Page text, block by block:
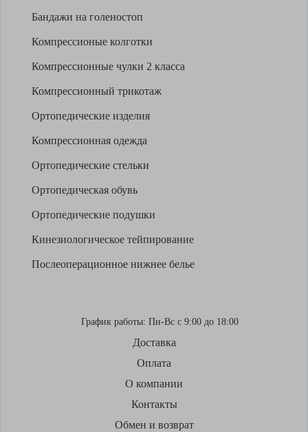
Бандажи на голеностоп
Компрессионые колготки
Компрессионные чулки 2 класса
Компрессионный трикотаж
Ортопедические изделия
Компрессионная одежда
Ортопедические стельки
Ортопедическая обувь
Ортопедические подушки
Кинезиологическое тейпирование
Послеоперационное нижнее белье
График работы: Пн-Вс с 9:00 до 18:00
Доставка
Оплата
О компании
Контакты
Обмен и возврат